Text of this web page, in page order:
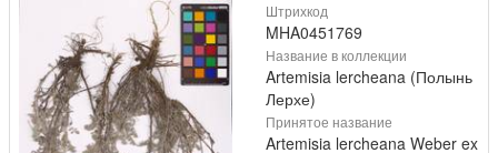
Штрихкод
MHA0451769
Название в коллекции
Artemisia lercheana (Полынь
Лерхе)
Принятое название
Artemisia lercheana Weber ex